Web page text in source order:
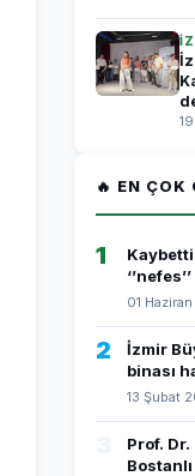
🔥 EN ÇOK
1
01
2
İzmir
binası
13 Şubat
Prof. Dr.